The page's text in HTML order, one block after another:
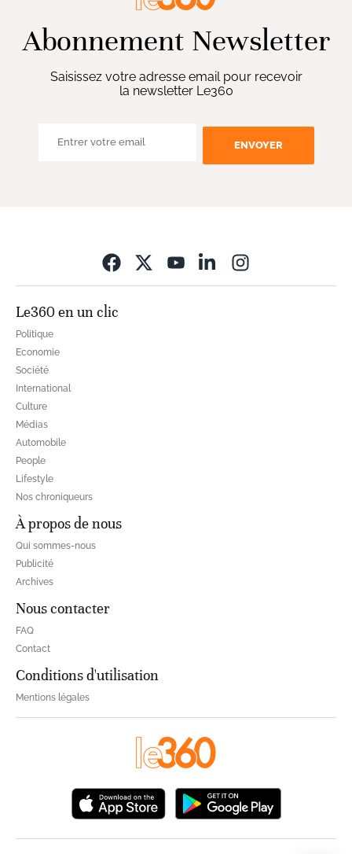
Abonnement Newsletter
Saisissez votre adresse email pour recevoir
la newsletter Le360
ENVOYER
Le360 en un clic
Politique
Economie
Société
International
Culture
Médias
Automobile
People
Lifestyle
Nos chroniqueurs
À propos de nous
Qui sommes-nous
Publicité
Archives
Nous contacter
FAQ
Contact
Conditions d'utilisation
Mentions légales